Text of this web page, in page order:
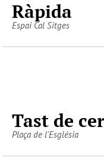
Ràpida
Espai Cal Sitges
Tast de
Plaça de l'Església